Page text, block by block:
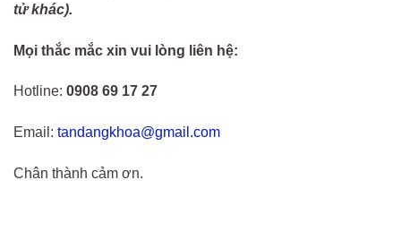
tử khác).
Mọi thắc mắc xin vui lòng liên hệ:
Hotline: 0908 69 17 27
Email: tandangkhoa@gmail.com
Chân thành cảm ơn.